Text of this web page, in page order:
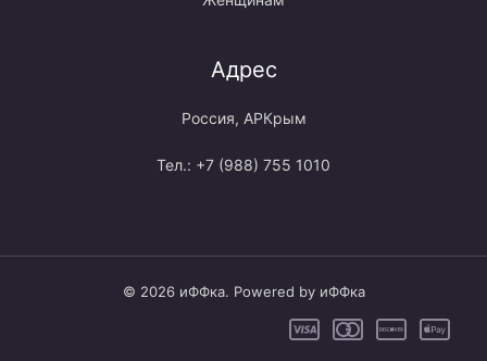
Адрес
Россия, АРКрым
Тел.: +7 (988) 755 1010
© 2026 иФФка. Powered by иФФка